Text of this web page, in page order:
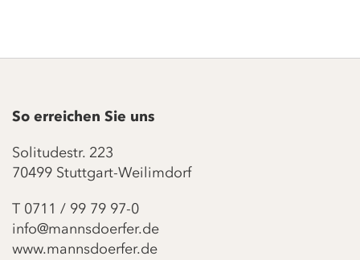
So erreichen Sie uns
Solitudestr. 223
70499 Stuttgart-Weilimdorf
T 0711 / 99 79 97-0
info@mannsdoerfer.de
www.mannsdoerfer.de